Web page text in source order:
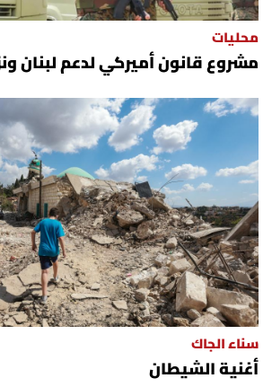
محليات
مشروع قانون أميركي لدعم لبنان
سناء الجاك
أغنية الشيطان